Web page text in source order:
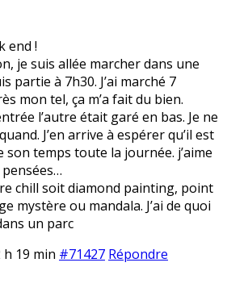
end !
je suis allée marcher dans une
partie à 7h30. J’ai marché 7
mon tel, ça m’a fait du bien.
l’autre était garé en bas. Je ne
J’en arrive à espérer qu’il est
son temps toute la journée. j’aime
chill soit diamond painting, point
mystère ou mandala. J’ai de quoi
un parc
h 19 min #71427 Répondre